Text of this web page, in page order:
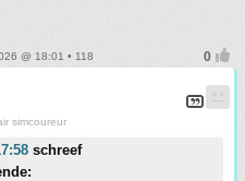
@ 18:01 • 118
simcoureur
schreef